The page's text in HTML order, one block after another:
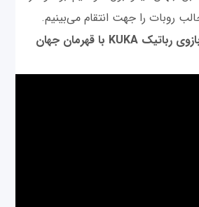
روبات را جهت انتقام می‌بینیم.
مسابقه پینگ‌پنگ بازوی رباتیک KUKA با قهرمان جهان